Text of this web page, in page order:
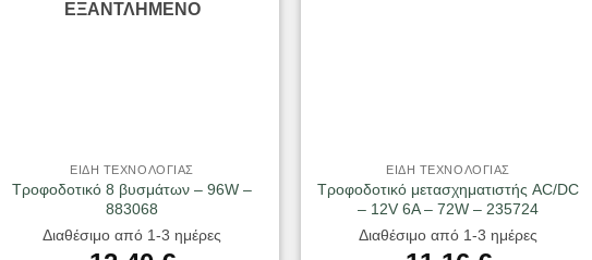
ΕΞΑΝΤΛΗΜΈΝΟ
ΕΙΔΗ ΤΕΧΝΟΛΟΓΙΑΣ
Τροφοδοτικό 8 βυσμάτων – 96W –
883068
Διαθέσιμο από 1-3 ημέρες
ΕΙΔΗ ΤΕΧΝΟΛΟΓΙΑΣ
Τροφοδοτικό μετασχηματιστής AC/DC
– 12V 6A – 72W – 235724
Διαθέσιμο από 1-3 ημέρες